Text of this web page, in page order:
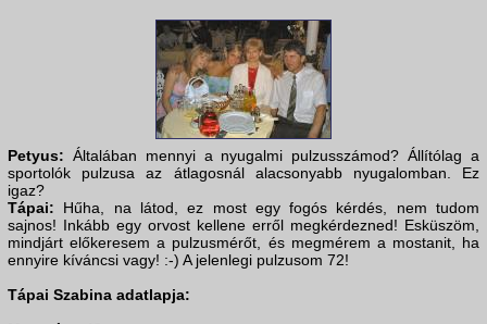
Petyus: Általában mennyi a nyugalmi pulzusszámod? Állítólag a
sportolók pulzusa az átlagosnál alacsonyabb nyugalomban. Ez
igaz?
Tápai: Hűha, na látod, ez most egy fogós kérdés, nem tudom
sajnos! Inkább egy orvost kellene erről megkérdezned! Esküszöm,
mindjárt előkeresem a pulzusmérőt, és megmérem a mostanit, ha
ennyire kíváncsi vagy! :-) A jelenlegi pulzusom 72!
Tápai Szabina adatlapja: